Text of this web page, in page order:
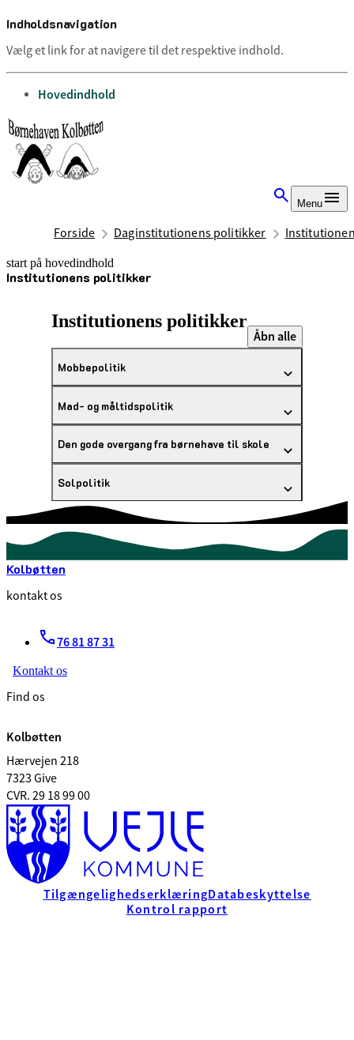
Indholdsnavigation
Vælg et link for at navigere til det respektive indhold.
gå til
Hovedindhold
Menu
Forside Daginstitutionens politikker
start på hovedindhold
Institutionens politikker
senest opdateret 25. juni 2026
Institutionens politikker
Åbn alle
Mobbepolitik
Mad- og måltidspolitik
Den gode overgang fra børnehave til skole
Solpolitik
Kolbøtten
kontakt os
76 81 87 31
Kontakt os
Find os
Kolbøtten
Hærvejen 218
7323 Give
CVR. 29 18 99 00
TilgængelighedserklæringDatabeskyttelse
Kontrol rapport